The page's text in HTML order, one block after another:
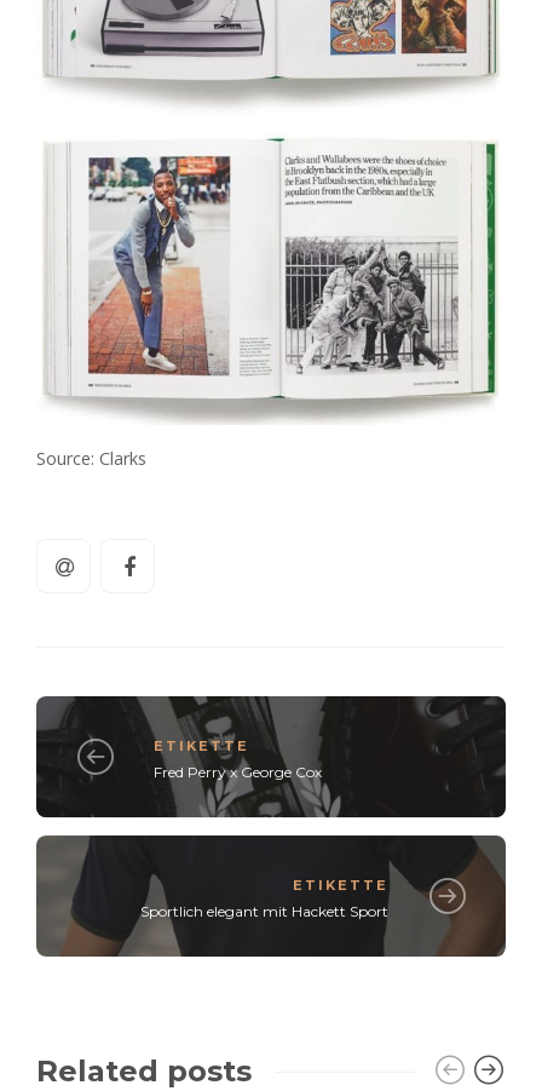
Source: Clarks
ETIKETTE
Fred Perry x George Cox
ETIKETTE
Sportlich elegant mit Hackett Sport
Related posts